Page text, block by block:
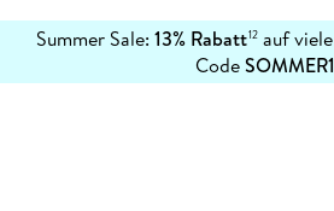
Summer Sale: 13% Rabatt12auf
Code
erfahren